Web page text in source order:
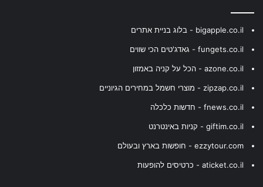
bigapple.co.il - בלוג בניית אתרים
fungets.co.il - גאדג'טים הכי שווים
azone.co.il - הכל על קניה באמזון
zipzap.co.il - מוצרי חשמל במחירים הגיוניים
fnews.co.il - חדשות כלכלה
giftim.co.il - קניות באינטרנט
ezzytour.com - חופשות בארץ ובעולם
aticket.co.il - כרטיסים להופעות